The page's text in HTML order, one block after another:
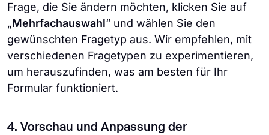
Frage, die Sie ändern möchten, klicken Sie auf
„Mehrfachauswahl“ und wählen Sie den
gewünschten Fragetyp aus. Wir empfehlen, mit
verschiedenen Fragetypen zu experimentieren,
um herauszufinden, was am besten für Ihr
Formular funktioniert.
4. Vorschau und Anpassung der